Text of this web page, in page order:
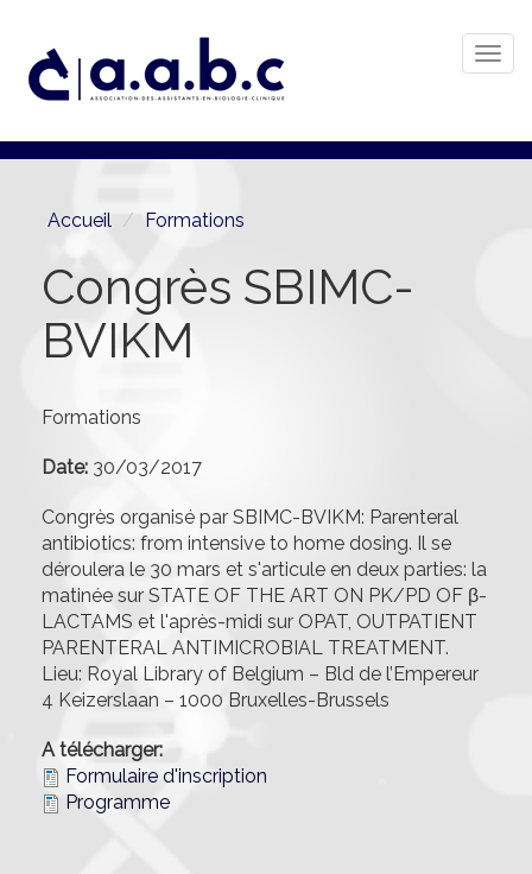
au
principalAccueil Formations
Congrès SBIMC-
BVIKM
Formations
Date: 30/03/2017
Congrès organisé par SBIMC-BVIKM: Parenteral
antibiotics: from intensive to home dosing. Il se
déroulera le 30 mars et s'articule en deux parties: la
matinée sur STATE OF THE ART ON PK/PD OF β-
LACTAMS et l'après-midi sur OPAT, OUTPATIENT
PARENTERAL ANTIMICROBIAL TREATMENT.
Lieu: Royal Library of Belgium – Bld de l’Empereur
4 Keizerslaan – 1000 Bruxelles-Brussels
A télécharger:
Formulaire d'inscription
Programme